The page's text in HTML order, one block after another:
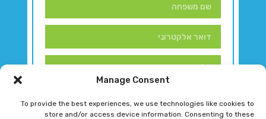
Manage Consent
To provide the best experiences, we use technologies like cookies to
store and/or access device information. Consenting to these